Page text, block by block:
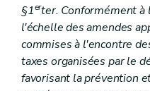
§1erter. Conformément à
l'échelle des amendes
commises à l'encontre
taxes organisées par le
favorisant la prévention